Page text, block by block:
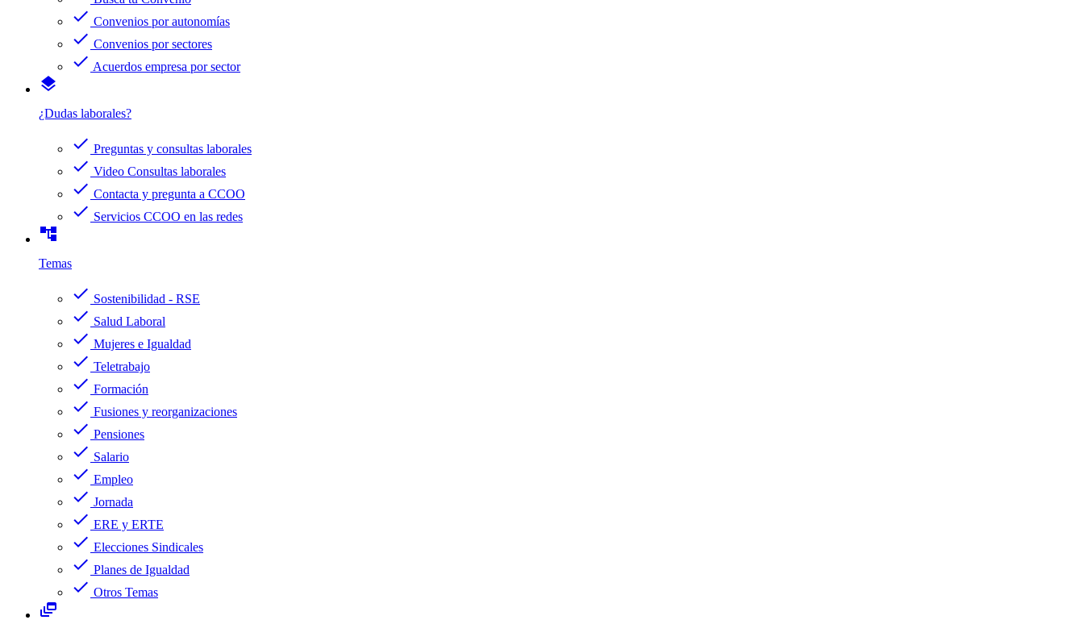
check Convenios por autonomías
check Convenios por sectores
check Acuerdos empresa por sector
layers
¿Dudas laborales?
check Preguntas y consultas laborales
check Video Consultas laborales
check Contacta y pregunta a CCOO
check Servicios CCOO en las redes
account_tree
Temas
check Sostenibilidad - RSE
check Salud Laboral
check Mujeres e Igualdad
check Teletrabajo
check Formación
check Fusiones y reorganizaciones
check Pensiones
check Salario
check Empleo
check Jornada
check ERE y ERTE
check Elecciones Sindicales
check Planes de Igualdad
check Otros Temas
dynamic_feed